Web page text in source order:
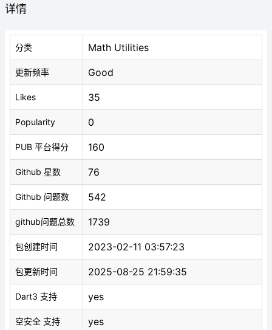
详情
分类 Math Utilities
更新频率 Good
Likes 35
Popularity 0
PUB 平台得分 160
Github 星数 76
Github 问题数 542
github问题总数 1739
包创建时间 2023-02-11 03:57:23
包更新时间 2025-08-25 21:59:35
Dart3 支持 yes
空安全 支持 yes